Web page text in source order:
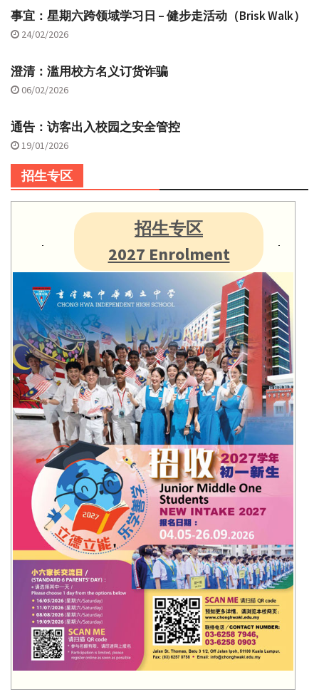
事宜：星期六跨领域学习日 – 健步走活动（Brisk Walk）
24/02/2026
澄清：滥用校方名义订货诈骗
06/02/2026
通告：访客出入校园之安全管控
19/01/2026
招生专区
招生专区
2027 Enrolment